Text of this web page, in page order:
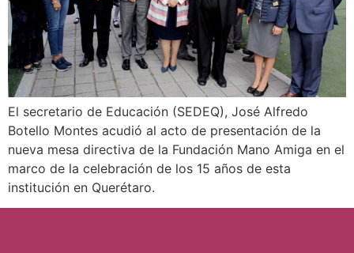
El secretario de Educación (SEDEQ), José Alfredo
Botello Montes acudió al acto de presentación de la
nueva mesa directiva de la Fundación Mano Amiga en el
marco de la celebración de los 15 años de esta
institución en Querétaro.